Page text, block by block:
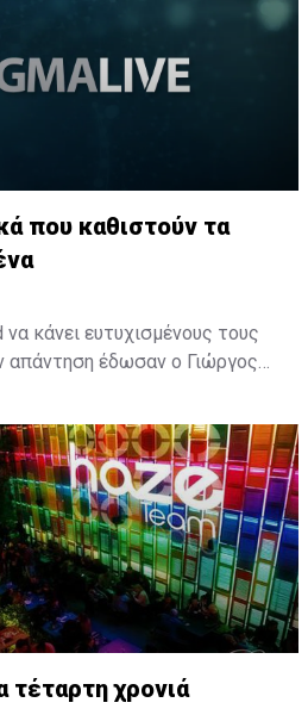
μπορεί να αντικατασταθεί
τη δεύτερη μεγαλύτερη ...
που καθιστούν τα
κάνει ευτυχισμένους τους
απάντηση έδωσαν ο Γιώργος
inspirational speaker και
στο συνέδριο που
τίτλο «Τα brands στο κυνήγι
Κατά την διάρκεια του συνεδρίου, ...
τέταρτη χρονιά